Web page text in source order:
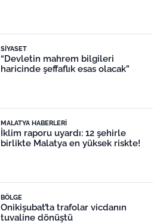
SIYASET
“Devletin mahrem bilgileri
haricinde şeffaflık esas olacak”
MALATYA HABERLERI
İklim raporu uyardı: 12 şehirle
birlikte Malatya en yüksek riskte!
BÖLGE
Onikişubat’ta trafolar vicdanın
tuvaline dönüştü